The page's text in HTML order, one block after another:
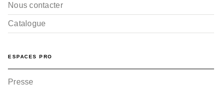
Nous contacter
Catalogue
ESPACES PRO
Presse